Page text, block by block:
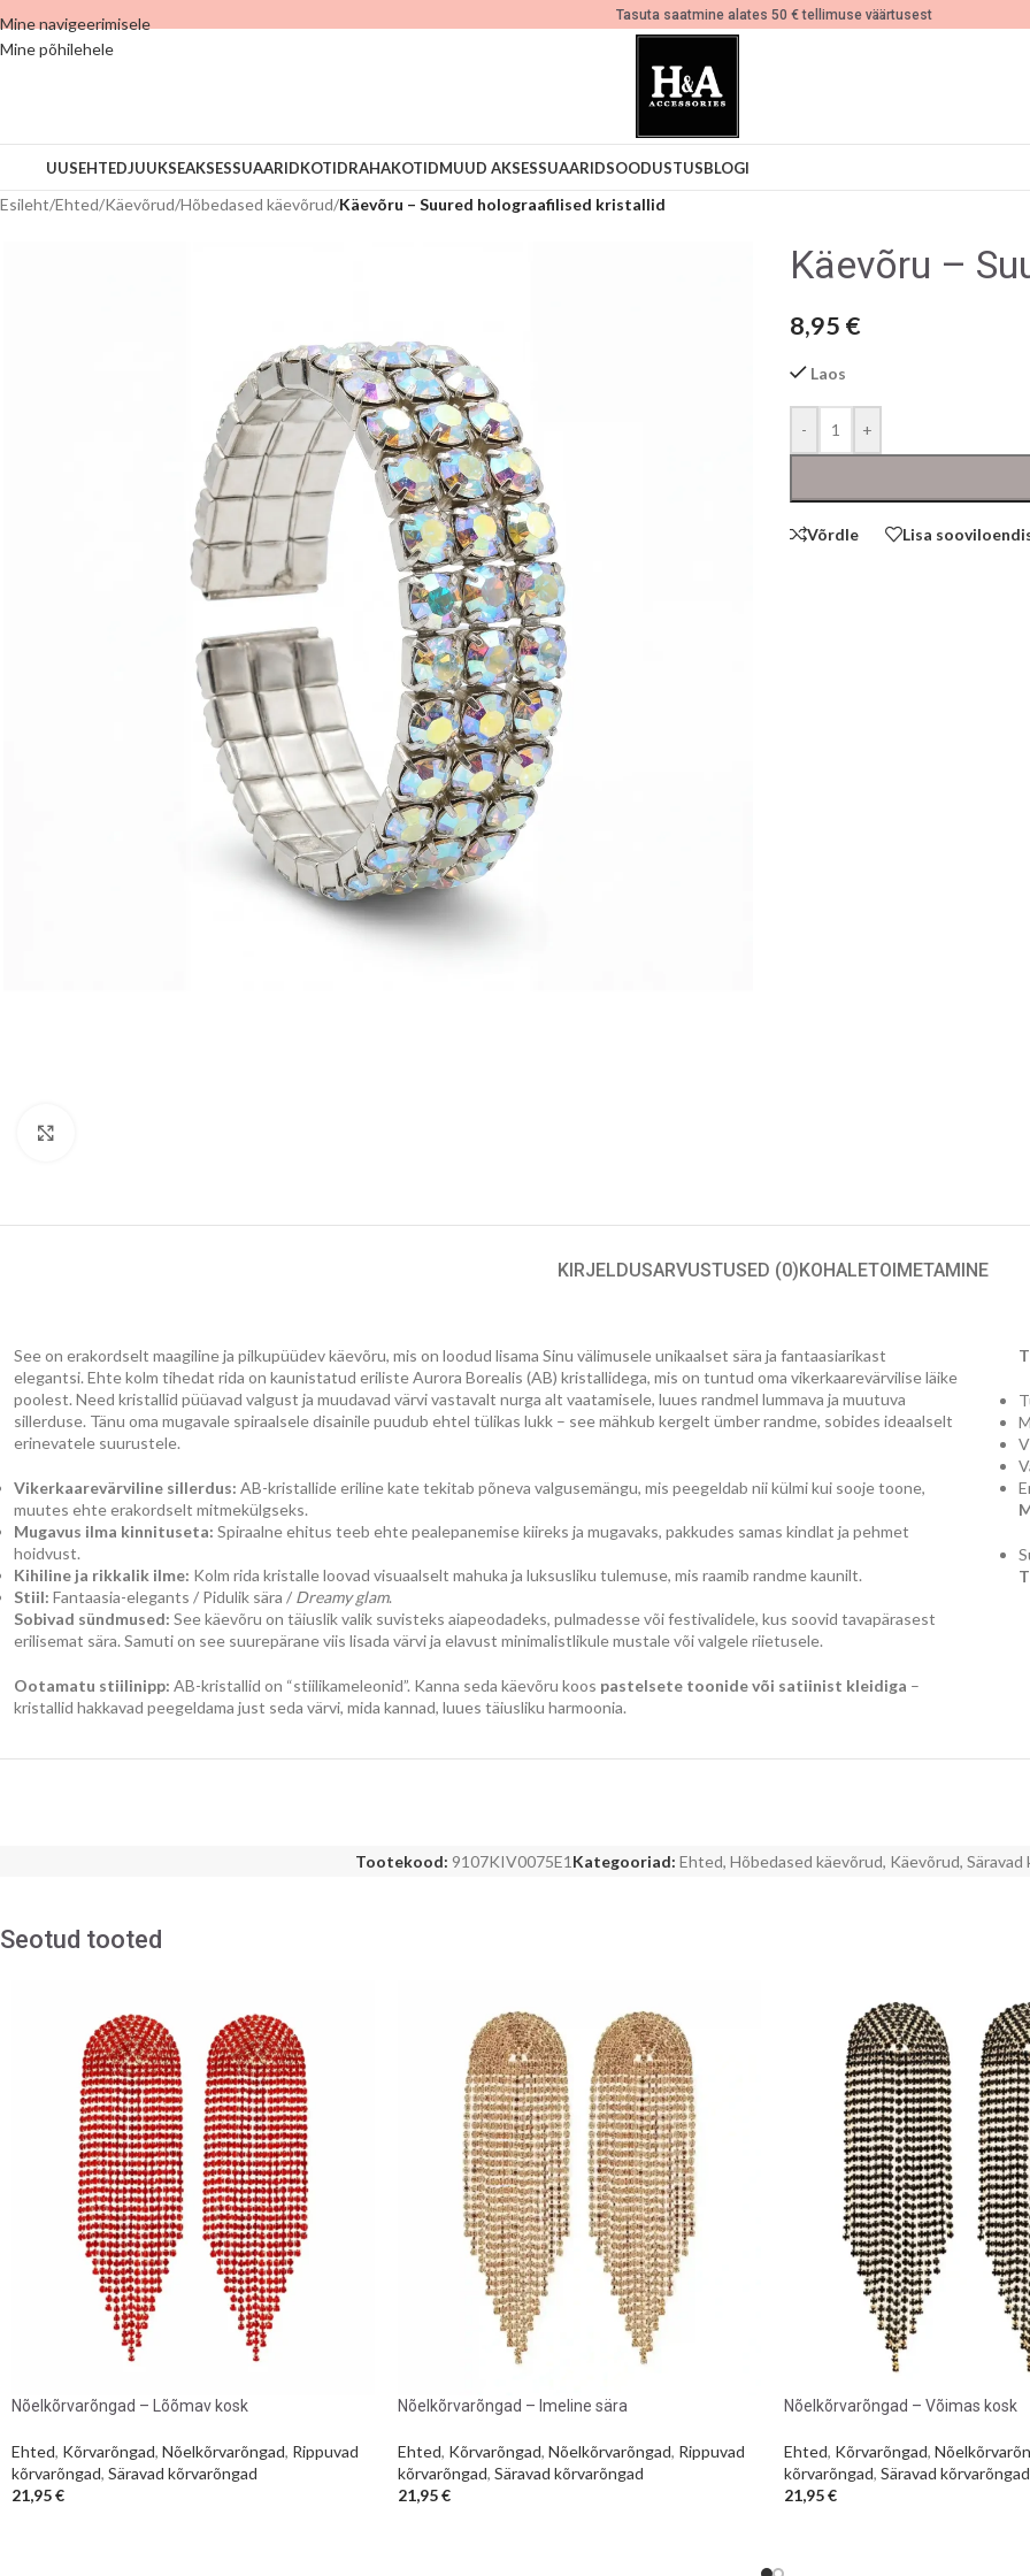
Mine navigeerimisele
Mine põhilehele
Tasuta saatmine alates 50 € tellimuse väärtusest
UUSEHTEDJUUKSEAKSESSUAARIDKOTIDRAHAKOTIDMUUD AKSESSUAARIDSOODUSTUSBLOGI
Esileht/Ehted/Käevõrud/Hõbedased käevõrud/Käevõru – Suured holograafilised kristallid
Käevõru –
8,95 €
Laos
- +
Võrdle Lisa
KIRJELDUSARVUSTUSED (0)KOHALETOIMETAMINE
See on erakordselt maagiline ja pilkupüüdev käevõru, mis on loodud lisama Sinu välimusele unikaalset sära ja fantaasiarikast
elegantsi. Ehte kolm tihedat rida on kaunistatud eriliste Aurora Borealis (AB) kristallidega, mis on tuntud oma vikerkaarevärvilise läike
poolest. Need kristallid püüavad valgust ja muudavad värvi vastavalt nurga alt vaatamisele, luues randmel lummava ja muutuva
sillerduse. Tänu oma mugavale spiraalsele disainile puudub ehtel tülikas lukk – see mähkub kergelt ümber randme, sobides ideaalselt
erinevatele suurustele.
Vikerkaarevärviline sillerdus: AB-kristallide eriline kate tekitab põneva valgusemängu, mis peegeldab nii külmi kui sooje toone,
muutes ehte erakordselt mitmekülgseks.
Mugavus ilma kinnituseta: Spiraalne ehitus teeb ehte pealepanemise kiireks ja mugavaks, pakkudes samas kindlat ja pehmet
hoidvust.
Kihiline ja rikkalik ilme: Kolm rida kristalle loovad visuaalselt mahuka ja luksusliku tulemuse, mis raamib randme kaunilt.
Stiil: Fantaasia-elegants / Pidulik sära / Dreamy glam.
Sobivad sündmused: See käevõru on täiuslik valik suvisteks aiapeodadeks, pulmadesse või festivalidele, kus soovid tavapärasest
erilisemat sära. Samuti on see suurepärane viis lisada värvi ja elavust minimalistlikule mustale või valgele riietusele.
Ootamatu stiilinipp: AB-kristallid on “stiilikameleonid”. Kanna seda käevõru koos pastelsete toonide või satiinist kleidiga –
kristallid hakkavad peegeldama just seda värvi, mida kannad, luues täiusliku harmoonia.
Tootekood: 9107KIV0075E1 Kategooriad: Ehted, Hõbedased käevõrud, Käevõrud, Säravad
Seotud tooted
Nõelkõrvarõngad – Lõõmav kosk
Ehted, Kõrvarõngad, Nõelkõrvarõngad, Rippuvad
kõrvarõngad, Säravad kõrvarõngad
21,95€
Nõelkõrvarõngad – Imeline sära
Ehted, Kõrvarõngad, Nõelkõrvarõngad, Rippuvad
kõrvarõngad, Säravad kõrvarõngad
21,95€
Nõelkõrvarõngad – Võimas kosk
Ehted, Kõrvarõngad,
kõrvarõngad, Säravad kõrvarõngad
21,95€